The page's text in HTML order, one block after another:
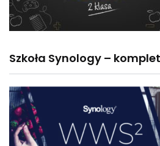
Szkoła Synology –